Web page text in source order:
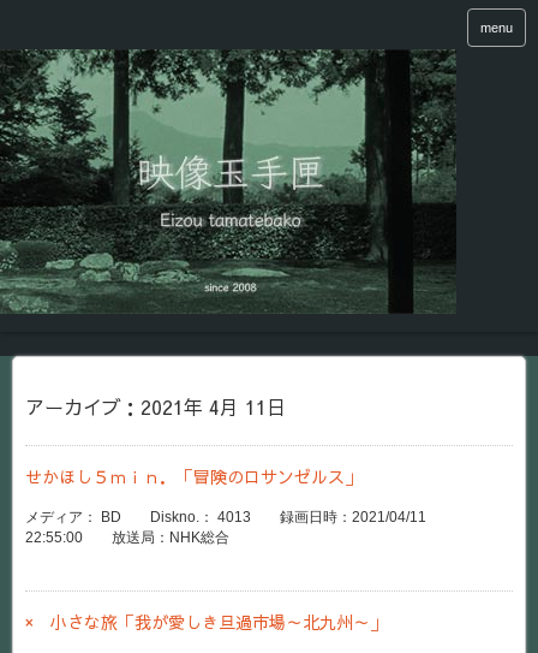
menu
アーカイブ：2021年 4月 11日
せかほし５ｍｉｎ．「冒険のロサンゼルス」
メディア： BD Diskno.： 4013 録画日時：2021/04/11
22:55:00 放送局：NHK総合
× 小さな旅「我が愛しき旦過市場～北九州～」